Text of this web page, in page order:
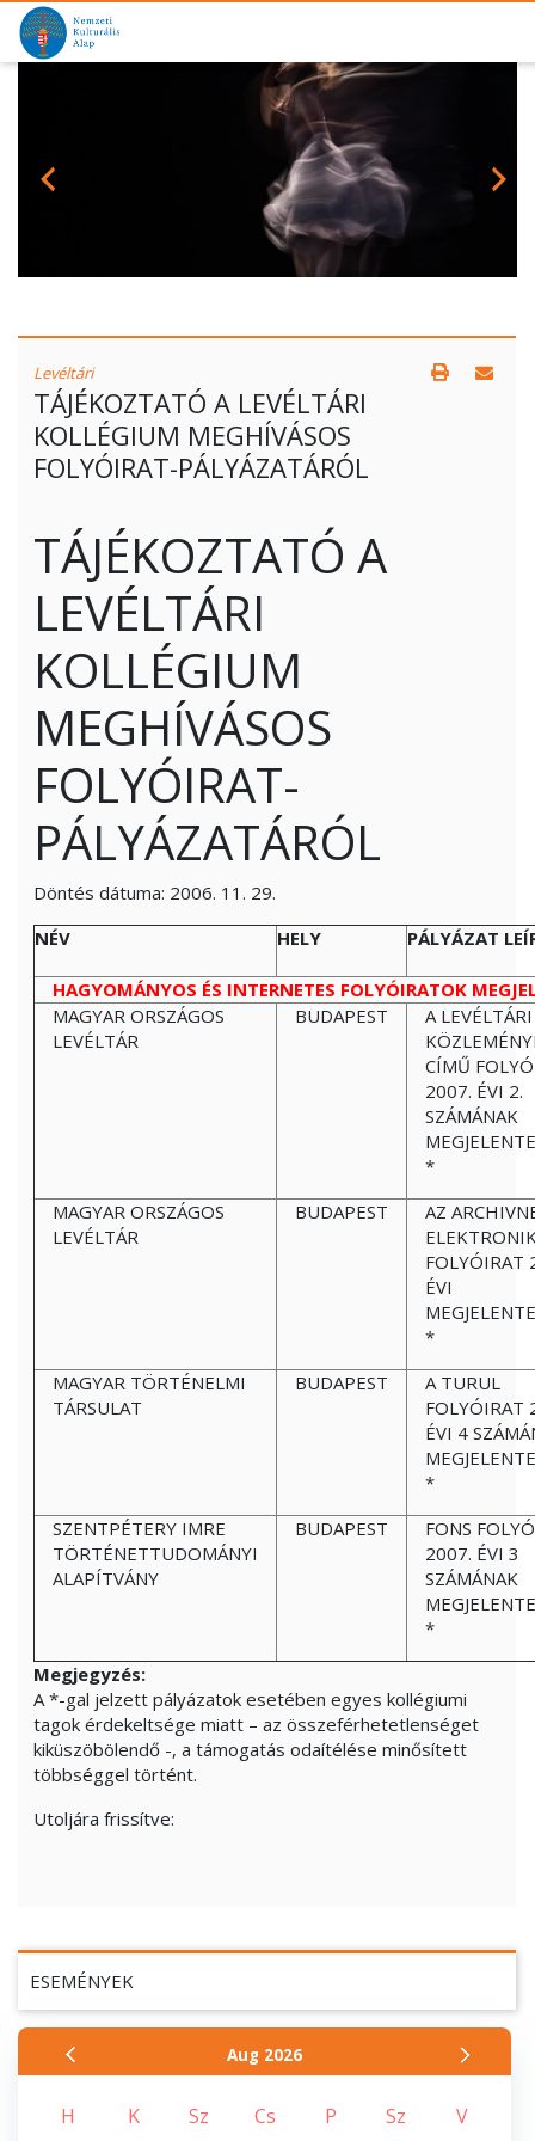
ESEMÉNYEK
Aug 2026
H K Sz Cs P Sz
V
Levéltári
TÁJÉKOZTATÓ A LEVÉLTÁRI
KOLLÉGIUM MEGHÍVÁSOS
FOLYÓIRAT-PÁLYÁZATÁRÓL
TÁJÉKOZTATÓ A
LEVÉLTÁRI
KOLLÉGIUM
MEGHÍVÁSOS
FOLYÓIRAT-
PÁLYÁZATÁRÓL
Döntés dátuma: 2006. 11. 29.
NÉV
HELY PÁLYÁZAT
HAGYOMÁNYOS ÉS INTERNETES FOLYÓIRATOK
MAGYAR ORSZÁGOS
LEVÉLTÁR
BUDAPEST
A LEVÉLTÁRI
CÍMŰ
2007. ÉVI 2.
SZÁMÁNAK
*
MAGYAR ORSZÁGOS
LEVÉLTÁR
BUDAPEST
AZ
FOLYÓIRAT
ÉVI
*
MAGYAR TÖRTÉNELMI
TÁRSULAT
BUDAPEST
A TURUL
FOLYÓIRAT
ÉVI 4
*
SZENTPÉTERY IMRE
TÖRTÉNETTUDOMÁNYI
ALAPÍTVÁNY
BUDAPEST
FONS
2007. ÉVI 3
SZÁMÁNAK
*
Megjegyzés:
A*-gal jelzett pályázatok esetében egyes kollégiumi
tagok érdekeltsége miatt – az összeférhetetlenséget
kiküszöbölendő -, a támogatás odaítélése minősített
többséggel történt.
Utoljára frissítve: